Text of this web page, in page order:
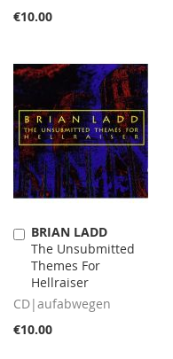
€10.00
BRIAN LADD
The Unsubmitted
Themes For
Hellraiser
CD|aufabwegen
€10.00
Add
to
Cart